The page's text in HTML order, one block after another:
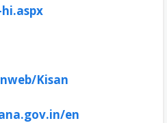
Kisan
en